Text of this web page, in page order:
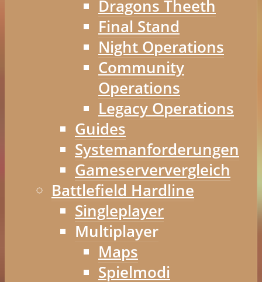
Dragons Theeth
Final Stand
Night Operations
Community
Operations
Legacy Operations
Guides
Systemanforderungen
Gameserververgleich
Battlefield Hardline
Singleplayer
Multiplayer
Maps
Spielmodi